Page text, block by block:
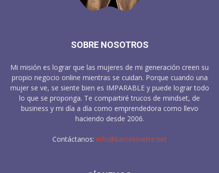
SOBRE NOSOTROS
Mi misión es lograr que las mujeres de mi generación creen su
propio negocio online mientras se cuidan. Porque cuando una
mujer se ve, se siente bien es IMPARABLE y puede lograr todo
lo que se proponga. Te compartiré trucos de mindset, de
business y mi día a día como emprendedora como llevo
haciendo desde 2006.
Contáctanos: info@barcelonette.net